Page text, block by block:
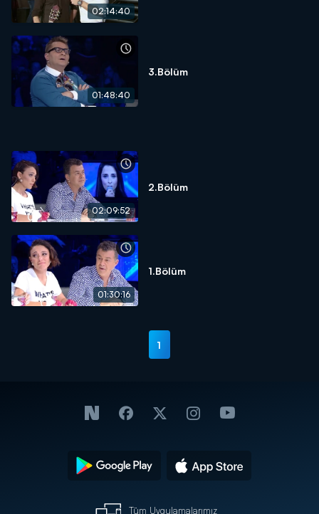
02:14:40
01:48:40
3.Bölüm
02:09:52
2.Bölüm
01:30:16
1.Bölüm
1
Tüm Uygulamalarımız